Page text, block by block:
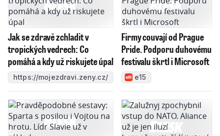
Jak se zdravě zchladit v
tropických vedrech: Co
pomáhá a kdy už riskujete úpal
https://mojezdravi.zeny.cz/
Firmy couvají od Prague
Pride. Podporu duhovému
festivalu škrtl i Microsoft
e15